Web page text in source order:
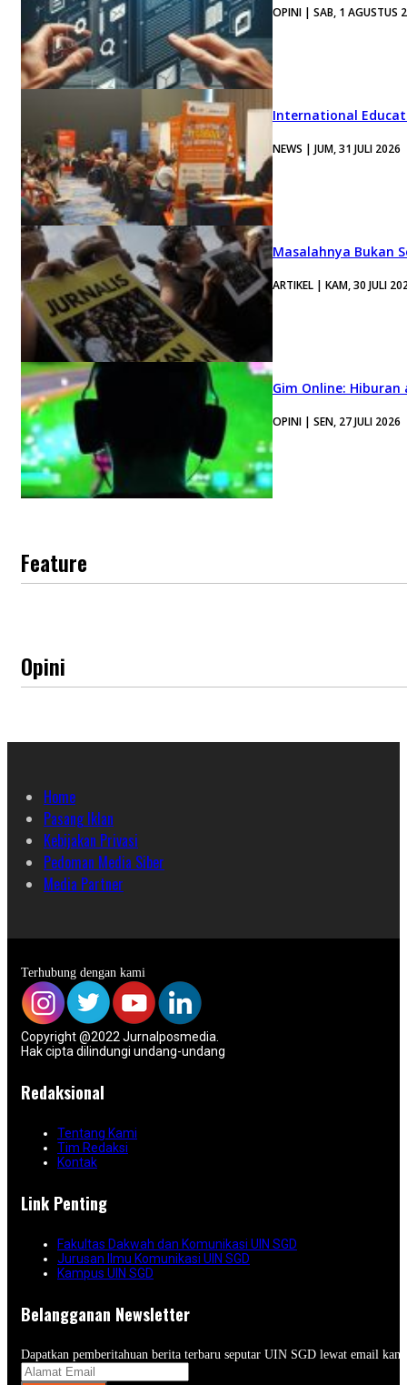
OPINI | SAB, 1 AGUSTUS
International
NEWS | JUM, 31 JULI 2026
Masalahnya Bukan
ARTIKEL | KAM, 30 JULI
Gim Online:
OPINI | SEN, 27 JULI 2026
Feature
Opini
Home
Pasang Iklan
Kebijakan Privasi
Pedoman Media Siber
Media Partner
Terhubung dengan kami
Copyright @2022 Jurnalposmedia.
Hak cipta dilindungi undang-undang
Redaksional
Tentang Kami
Tim Redaksi
Kontak
Link Penting
Fakultas Dakwah dan Komunikasi UIN SGD
Jurusan Ilmu Komunikasi UIN SGD
Kampus UIN SGD
Belangganan Newsletter
Dapatkan pemberitahuan berita terbaru seputar UIN SGD lewat email